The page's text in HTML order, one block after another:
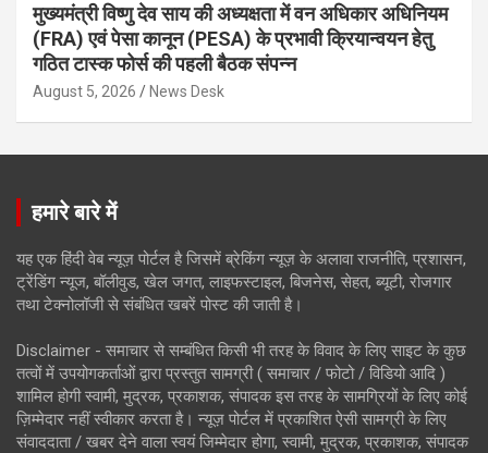
मुख्यमंत्री विष्णु देव साय की अध्यक्षता में वन अधिकार अधिनियम
(FRA) एवं पेसा कानून (PESA) के प्रभावी क्रियान्वयन हेतु
गठित टास्क फोर्स की पहली बैठक संपन्न
August 5, 2026 News Desk
हमारे बारे में
यह एक हिंदी वेब न्यूज़ पोर्टल है जिसमें ब्रेकिंग न्यूज़ के अलावा राजनीति, प्रशासन,
ट्रेंडिंग न्यूज, बॉलीवुड, खेल जगत, लाइफस्टाइल, बिजनेस, सेहत, ब्यूटी, रोजगार
तथा टेक्नोलॉजी से संबंधित खबरें पोस्ट की जाती है।
Disclaimer - समाचार से सम्बंधित किसी भी तरह के विवाद के लिए साइट के कुछ
तत्वों में उपयोगकर्ताओं द्वारा प्रस्तुत सामग्री ( समाचार / फोटो / विडियो आदि )
शामिल होगी स्वामी, मुद्रक, प्रकाशक, संपादक इस तरह के सामग्रियों के लिए कोई
ज़िम्मेदार नहीं स्वीकार करता है। न्यूज़ पोर्टल में प्रकाशित ऐसी सामग्री के लिए
संवाददाता / खबर देने वाला स्वयं जिम्मेदार होगा, स्वामी, मुद्रक, प्रकाशक, संपादक